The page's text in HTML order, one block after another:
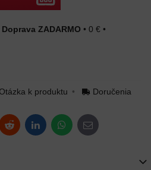
Doprava ZADARMO • 0 € •
Otázka k produktu Doručenia
RedditLinkedInWhatsApp
E-mail